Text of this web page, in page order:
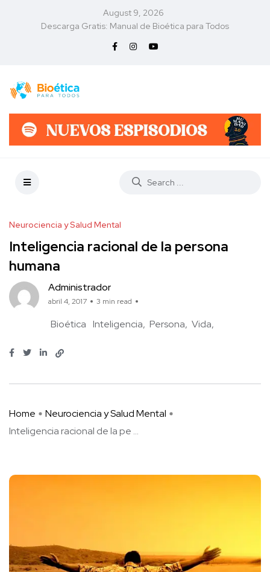
August 9, 2026
Descarga Gratis: Manual de Bioética para Todos
Neurociencia y Salud Mental
Inteligencia racional de la persona
humana
Administrador
abril 4, 2017 3 min read
Bioética Inteligencia Persona Vida
Home
Neurociencia y Salud Mental
Inteligencia racional de la pe ...